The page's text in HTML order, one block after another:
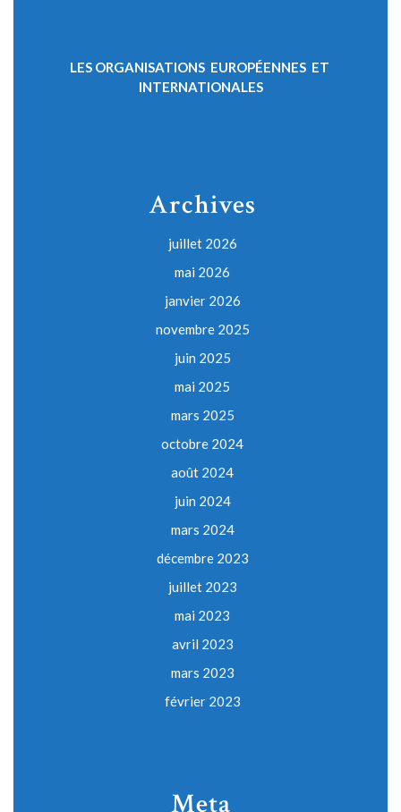
LES ORGANISATIONS EUROPÉENNES ET
INTERNATIONALES
Archives
juillet 2026
mai 2026
janvier 2026
novembre 2025
juin 2025
mai 2025
mars 2025
octobre 2024
août 2024
juin 2024
mars 2024
décembre 2023
juillet 2023
mai 2023
avril 2023
mars 2023
février 2023
Meta